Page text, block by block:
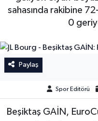
sahasında rakibine
0
Paylaş
Spor Editörü
Beşiktaş GAİN,
İngiltere Premier
Almanya
La Liga
Serie A
İngiltere Premier
Almanya
Serie A
Fransa Ligue 1